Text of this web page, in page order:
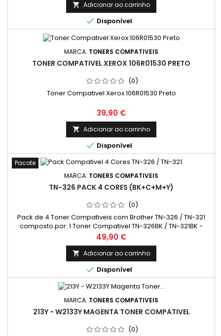
 Adicionar ao carrinho
 Disponível
MARCA: TONERS COMPATIVEIS
TONER COMPATIVEL XEROX 106R01530 PRETO
(0)
Toner Compativel Xerox 106R01530 Preto
Preço
39,90 €
 Adicionar ao carrinho
 Disponível
Pacote
MARCA: TONERS COMPATIVEIS
TN-326 PACK 4 CORES (BK+C+M+Y)
(0)
Pack de 4 Toner Compativeis com Brother TN-326 / TN-321
composto por: 1 Toner Compativel TN-326BK / TN-321BK -
PRETO - ALTA CAPACIDADE; 1 Toner Compativel TN-326C / TN-
321C - CIANO - ALTA CAPACIDADE;1 Toner Compativel TN-326M
/ TN-321M - MAGENTA - ALTA CAPACIDADE;1 Toner Compativel
TN-326Y / TN-321Y - AMARELO - ALTA CAPACIDADE
Preço
49,90 €
 Adicionar ao carrinho
 Disponível
MARCA: TONERS COMPATIVEIS
213Y - W2133Y MAGENTA TONER COMPATIVEL
(0)